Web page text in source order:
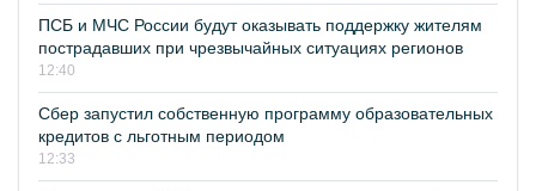
ПСБ и МЧС России будут оказывать поддержку жителям
пострадавших при чрезвычайных ситуациях регионов
12:40
Сбер запустил собственную программу образовательных
кредитов с льготным периодом
12:33